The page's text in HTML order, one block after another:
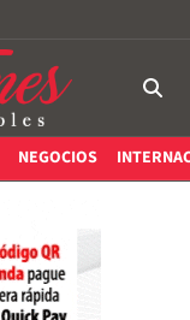
NEGOCIOS